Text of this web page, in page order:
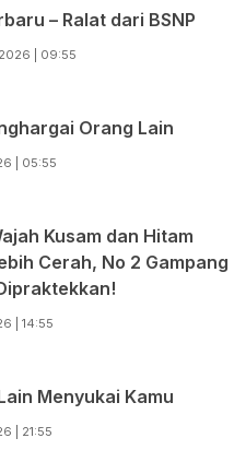
– Ralat dari BSNP
| 09:55
Orang Lain
| 05:55
Kusam dan Hitam
Cerah, No 2 Gampang
| 14:55
Menyukai Kamu
| 21:55